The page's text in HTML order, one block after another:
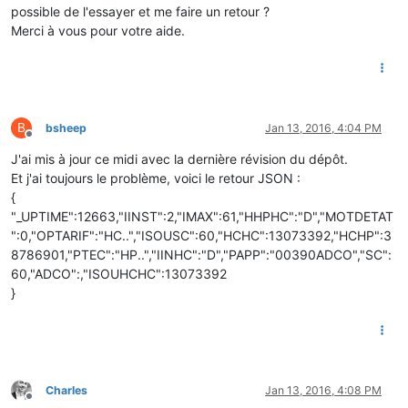
possible de l'essayer et me faire un retour ?
Merci à vous pour votre aide.
B
Offline
bsheep Jan 13, 2016, 4:04 PM
J'ai mis à jour ce midi avec la dernière révision du dépôt.
Et j'ai toujours le problème, voici le retour JSON :
{
"_UPTIME":12663,"IINST":2,"IMAX":61,"HHPHC":"D","MOTDETAT
":0,"OPTARIF":"HC..","ISOUSC":60,"HCHC":13073392,"HCHP":3
8786901,"PTEC":"HP..","IINHC":"D","PAPP":"00390ADCO","SC":
60,"ADCO":,"ISOUHCHC":13073392
}
Offline
Charles Jan 13, 2016, 4:08 PM